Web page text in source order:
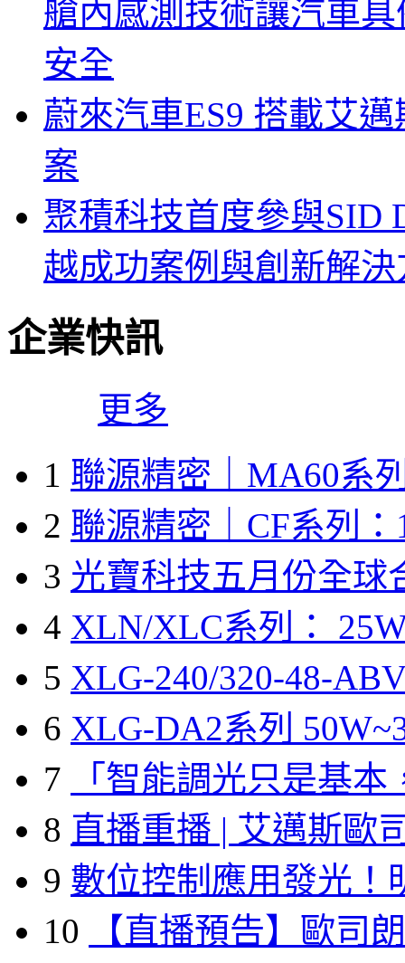
艙內感測技術讓汽車
安全
蔚來汽車ES9 搭載艾
案
聚積科技首度參與SID
越成功案例與創新解決
企業快訊
更多
1 聯源精密｜MA60系
2 聯源精密｜CF系列：
3 光寶科技五月份全球
4 XLN/XLC系列：
5 XLG-240/320-48-
6 XLG-DA2系列
7
「智能調光只是基本
8 直播重播 | 艾邁斯歐
9 數位控制應用發光！
10
【直播預告】歐司